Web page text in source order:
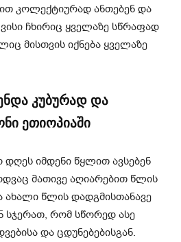
კოლექტიურად ანთებენ და
ჩხირიც ყველაზე სწრაფად
მისთვის იქნება ყველაზე
კუბურად და
ეთიოპიაში
იმდენი წყლით ავსებენ
მათივე აღიარებით წლის
ახალი წლის დადგმისთანავე
სჯერათ, რომ სწორედ ასე
და ცდუნებებისგან.